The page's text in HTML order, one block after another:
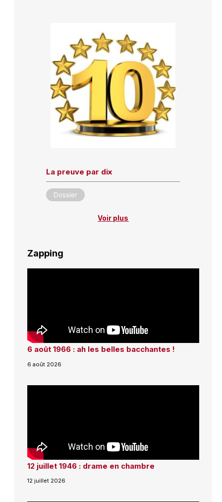
La preuve par dix
Dossier
Voir plus
Zapping
6 août 1966 : ah les belles bacchantes !
6 août 2026
12 juillet 1946 : drame en chambre
12 juillet 2026